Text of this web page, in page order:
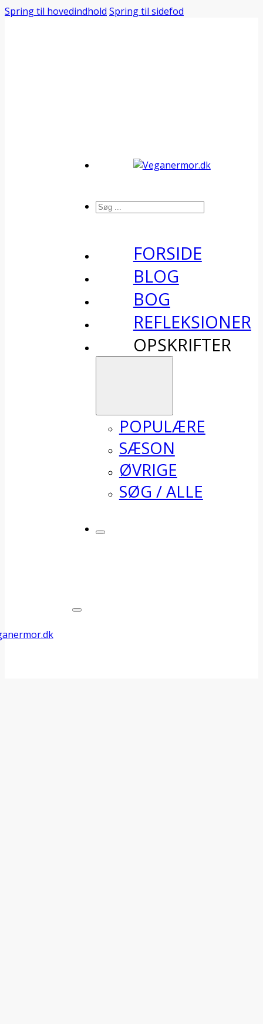
Spring til hovedindhold Spring til sidefod
Søg
FORSIDE
BLOG
BOG
REFLEKSIONER
OPSKRIFTER
POPULÆRE
SÆSON
ØVRIGE
SØG / ALLE